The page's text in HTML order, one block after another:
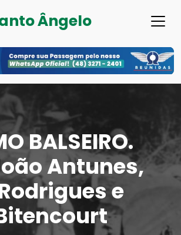
Ângelo
BALSEIRO.
Antunes,
e